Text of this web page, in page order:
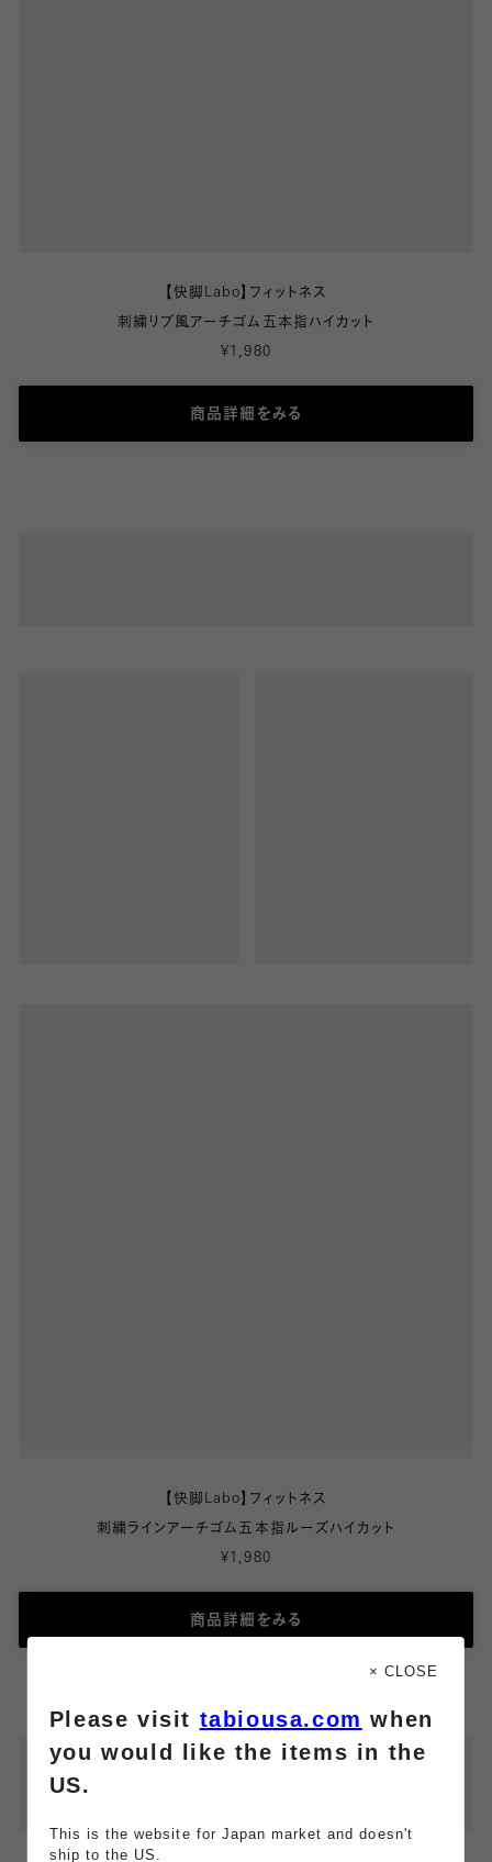
【快脚Labo】フィットネス
刺繍リブ風アーチゴム五本指ハイカット
¥1,980
商品詳細をみる
【快脚Labo】フィットネス
刺繍ラインアーチゴム五本指ルーズハイカット
¥1,980
商品詳細をみる
× CLOSE
Please visit tabiousa.com when
you would like the items in the
US.
This is the website for Japan market and doesn't
ship to the US.